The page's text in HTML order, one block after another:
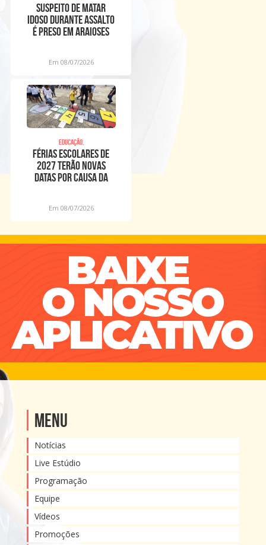
Suspeito de matar
idoso durante assalto
é preso em Araioses
Em 08/07/2026
Educação,
Férias escolares de
2027 terão novas
datas por causa da
Em 08/07/2026
Menu
Notícias
Live Estúdio
Programação
Equipe
Vídeos
Promoções